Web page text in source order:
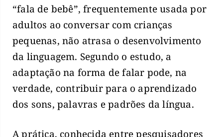
“fala de bebê”, frequentemente usada por
adultos ao conversar com crianças
pequenas, não atrasa o desenvolvimento
da linguagem. Segundo o estudo, a
adaptação na forma de falar pode, na
verdade, contribuir para o aprendizado
dos sons, palavras e padrões da língua.
A prática, conhecida entre pesquisadores